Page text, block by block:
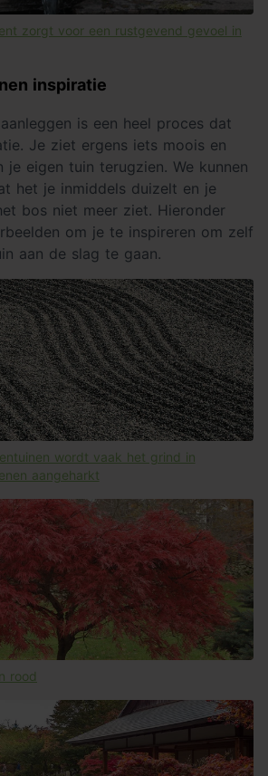
zorgt voor een rustgevend gevoel in
inspiratie
is een heel proces dat
Je ziet ergens iets moois en
eigen tuin terugzien. We kunnen
het je inmiddels duizelt en je
bos niet meer ziet. Hieronder
om je te inspireren om zelf
aan de slag te gaan.
wordt vaak het grind in
aangeharkt
rood